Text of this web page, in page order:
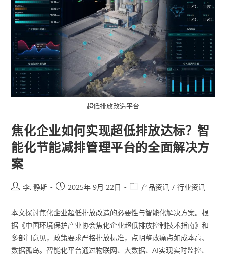
超低排放改造平台
焦化企业如何实现超低排放达标？智
能化节能减排管理平台的全面解决方
案
李, 静斯 2025年 9月 22日 产品资讯 / 行业资讯
本文探讨焦化企业超低排放改造的必要性与智能化解决方案。根
据《中国环境保护产业协会焦化企业超低排放控制技术指南》和
多部门意见，政策要求严格排放标准，点明整改痛点如成本高、
数据孤岛。智能化平台通过物联网、大数据、AI实现实时监控、